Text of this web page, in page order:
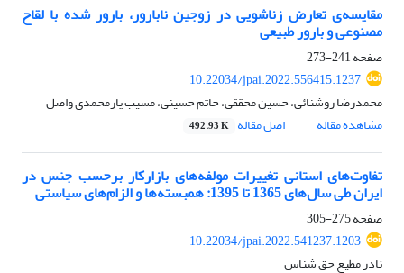
مقایسه‌ی تعارض زناشویی در زوجین نابارور، بارور شده با لقاح
مصنوعی و بارور طبیعی
صفحه241-273
10.22034/jpai.2022.556415.1237
محمدرضا روشنائی، حسین محققی، حاتم حسینی، مسیب یارمحمدی واصل
مشاهده مقاله
اصل مقاله 492.93 K
تفاوت‌های استانی تغییرات مولفه‌های بازارکار برحسب جنس در
ایران طی سال‌های 1365 تا 1395: همبسته‌ها و الزام‌های سیاستی
صفحه275-305
10.22034/jpai.2022.541237.1203
نادر مطیع حق شناس